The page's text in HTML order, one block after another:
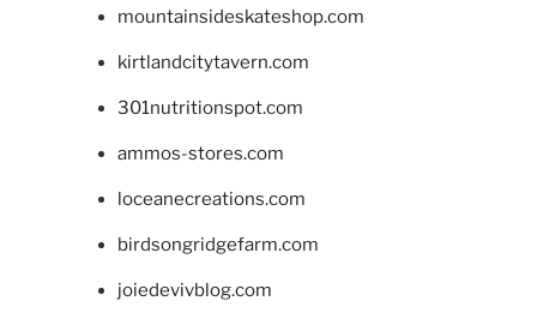
mountainsideskateshop.com
kirtlandcitytavern.com
301nutritionspot.com
ammos-stores.com
loceanecreations.com
birdsongridgefarm.com
joiedevivblog.com